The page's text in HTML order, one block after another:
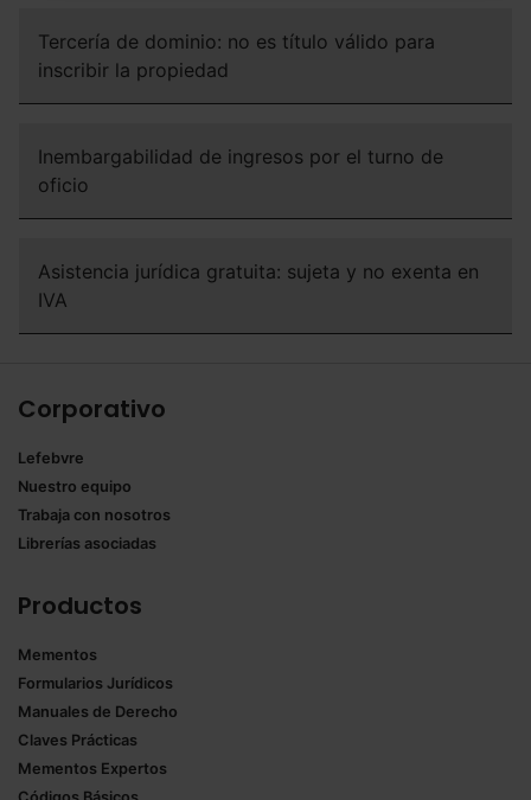
que sean indispensables para la navegación.
Saber más acerca de las cookies
Tercería de dominio: no es título válido para
inscribir la propiedad
Inembargabilidad de ingresos por el turno de
oficio
Asistencia jurídica gratuita: sujeta y no exenta en
IVA
Corporativo
Lefebvre
Nuestro equipo
Trabaja con nosotros
Librerías asociadas
Productos
Mementos
Formularios Jurídicos
Manuales de Derecho
Claves Prácticas
Mementos Expertos